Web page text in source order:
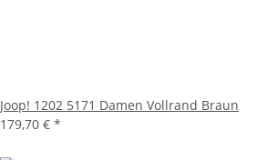
Joop! 1202 5171 Damen Vollrand Braun
179,70 € *